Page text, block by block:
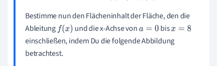
Bestimme nun den Flächeninhalt der Fläche, den die
Ableitungf(x) und die x-Achse vona=0 bisx= 8
einschließen, indem Du die folgende Abbildung
betrachtest.